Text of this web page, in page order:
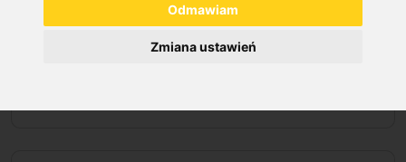
Odmawiam
Zmiana ustawień